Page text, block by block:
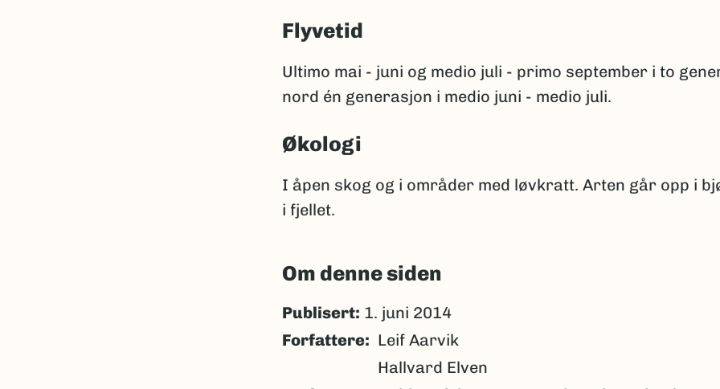
Flyvetid
Ultimo mai - juni og medio juli - primo september i to
nord én generasjon i medio juni - medio juli.
Økologi
I åpen skog og i områder med løvkratt. Arten går opp i
i fjellet.
Om denne siden
Publisert: 1. juni 2014
Forfattere
Leif Aarvik
Hallvard Elven